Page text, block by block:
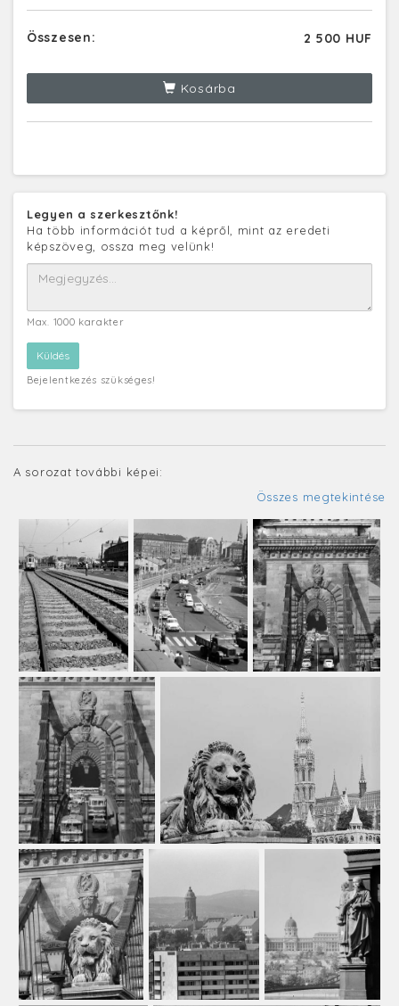
Összesen: 2 500 HUF
Kosárba
Legyen a szerkesztőnk!
Ha több információt tud a képről, mint az eredeti
képszöveg, ossza meg velünk!
Max. 1000 karakter
Bejelentkezés szükséges!
A sorozat további képei:
Összes megtekintése